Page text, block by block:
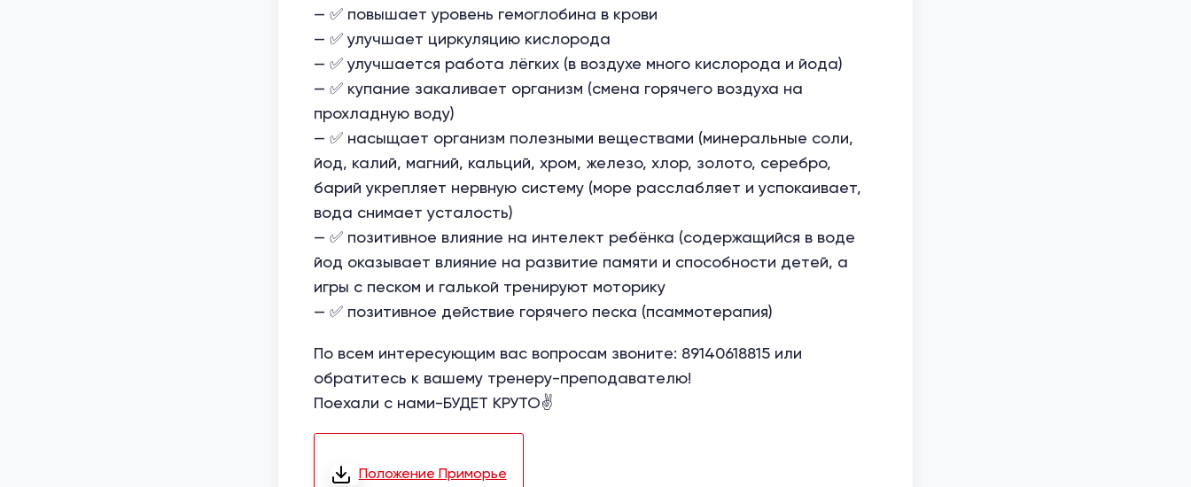
— ✅ повышает уровень гемоглобина в крови
— ✅ улучшает циркуляцию кислорода
— ✅ улучшается работа лёгких (в воздухе много кислорода и йода)
— ✅ купание закаливает организм (смена горячего воздуха на
прохладную воду)
— ✅ насыщает организм полезными веществами (минеральные соли,
йод, калий, магний, кальций, хром, железо, хлор, золото, серебро,
барий укрепляет нервную систему (море расслабляет и успокаивает,
вода снимает усталость)
— ✅ позитивное влияние на интелект ребёнка (содержащийся в воде
йод оказывает влияние на развитие памяти и способности детей, а
игры с песком и галькой тренируют моторику
— ✅ позитивное действие горячего песка (псаммотерапия)
По всем интересующим вас вопросам звоните: 89140618815 или
обратитесь к вашему тренеру-преподавателю!
Поехали с нами-БУДЕТ КРУТО✌
Положение Приморье